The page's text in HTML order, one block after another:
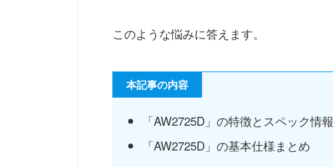
このような悩みに答えます。
本記事の内容
「AW2725D」の特徴とスペック情報
「AW2725D」の基本仕様まとめ